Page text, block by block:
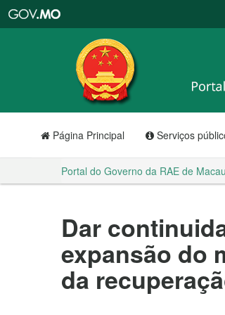
RAE
de
Macau
Página Principal Serviços
Portal do Governo da RAE de Macau
Dar
expansão do
da